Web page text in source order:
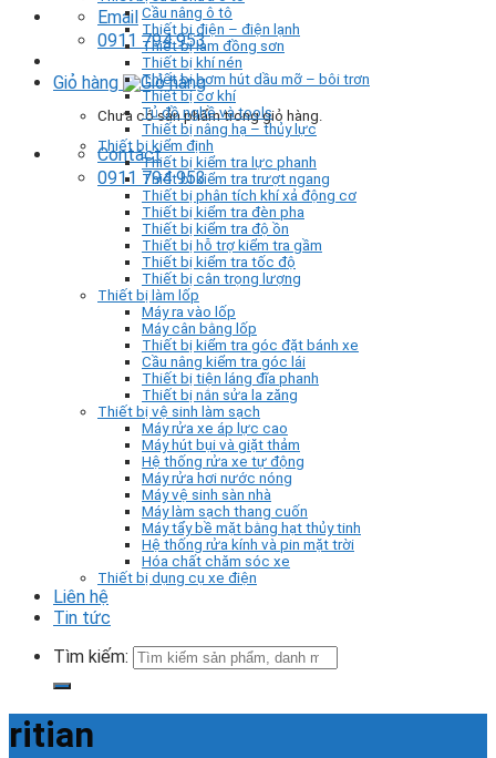
Email
0911 794 953
Giỏ hàng
Chưa có sản phẩm trong giỏ hàng.
Contact
0911 794 953
Cầu nâng ô tô
Thiết bị điện – điện lạnh
Thiết bị làm đồng sơn
Thiết bị khí nén
Thiết bị bơm hút dầu mỡ – bôi trơn
Thiết bị cơ khí
Tủ đồ nghề và tools
Thiết bị nâng hạ – thủy lực
Thiết bị kiểm định
Thiết bị kiểm tra lực phanh
Thiết bị kiểm tra trượt ngang
Thiết bị phân tích khí xả động cơ
Thiết bị kiểm tra đèn pha
Thiết bị kiểm tra độ ồn
Thiết bị hỗ trợ kiểm tra gầm
Thiết bị kiểm tra tốc độ
Thiết bị cân trọng lượng
Thiết bị làm lốp
Máy ra vào lốp
Máy cân bằng lốp
Thiết bị kiểm tra góc đặt bánh xe
Cầu nâng kiểm tra góc lái
Thiết bị tiện láng đĩa phanh
Thiết bị nắn sửa la zăng
Thiết bị vệ sinh làm sạch
Máy rửa xe áp lực cao
Máy hút bụi và giặt thảm
Hệ thống rửa xe tự động
Máy rửa hơi nước nóng
Máy vệ sinh sàn nhà
Máy làm sạch thang cuốn
Máy tẩy bề mặt bằng hạt thủy tinh
Hệ thống rửa kính và pin mặt trời
Hóa chất chăm sóc xe
Thiết bị dụng cụ xe điện
Liên hệ
Tin tức
Tìm kiếm:
ritian